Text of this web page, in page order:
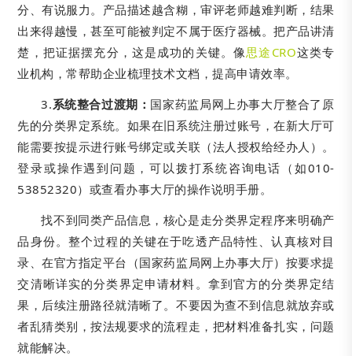
分、有说服力。产品描述越含糊，审评老师越难判断，结果
出来得越慢，甚至可能被判定不属于医疗器械。把产品讲清
楚，把证据摆充分，这是成功的关键。像思途CRO这类专
业机构，常帮助企业梳理技术文档，提高申请效率。
3.系统整合过渡期： 国家药监局网上办事大厅整合了原
先的分类界定系统。如果在旧系统注册过账号，在新大厅可
能需要按提示进行账号绑定或关联（法人授权给经办人）。
登录或操作遇到问题，可以拨打系统咨询电话（如010-
53852320）或查看办事大厅的操作说明手册。
找不到同类产品信息，核心是走分类界定程序来明确产
品身份。整个过程的关键在于吃透产品特性、认真核对目
录、在官方指定平台（国家药监局网上办事大厅）按要求提
交清晰详实的分类界定申请材料。拿到官方的分类界定结
果，后续注册路径就清晰了。不要因为查不到信息就放弃或
者乱猜类别，按法规要求的流程走，把材料准备扎实，问题
就能解决。